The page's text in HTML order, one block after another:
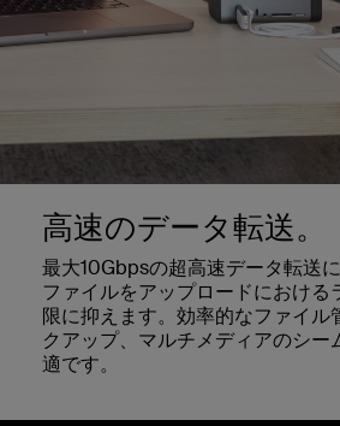
高速のデータ転送。
最大10Gbpsの超高速データ転送
ファイルをアップロードにおける
限に抑えます。効率的なファイル
クアップ、マルチメディアのシー
適です。